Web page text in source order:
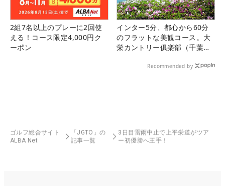
2組7名以上のプレーに2回使
える！コース限定4,000円ク
ーポン
インター5分、都心から60分
のフラットな美観コース。大
栄カントリー俱楽部（千葉
Recommended by
ゴルフ総合サイト
ALBA Net
「JGTO」の
記事一覧
3日目雷雨中止で上平栄道がツア
ー初優勝へ王手！